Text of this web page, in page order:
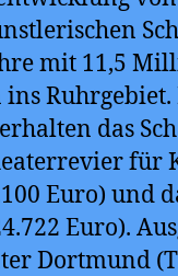
mit 11,5
Ruhrgebiet.
das
für
Euro) und
Euro).
Dortmund